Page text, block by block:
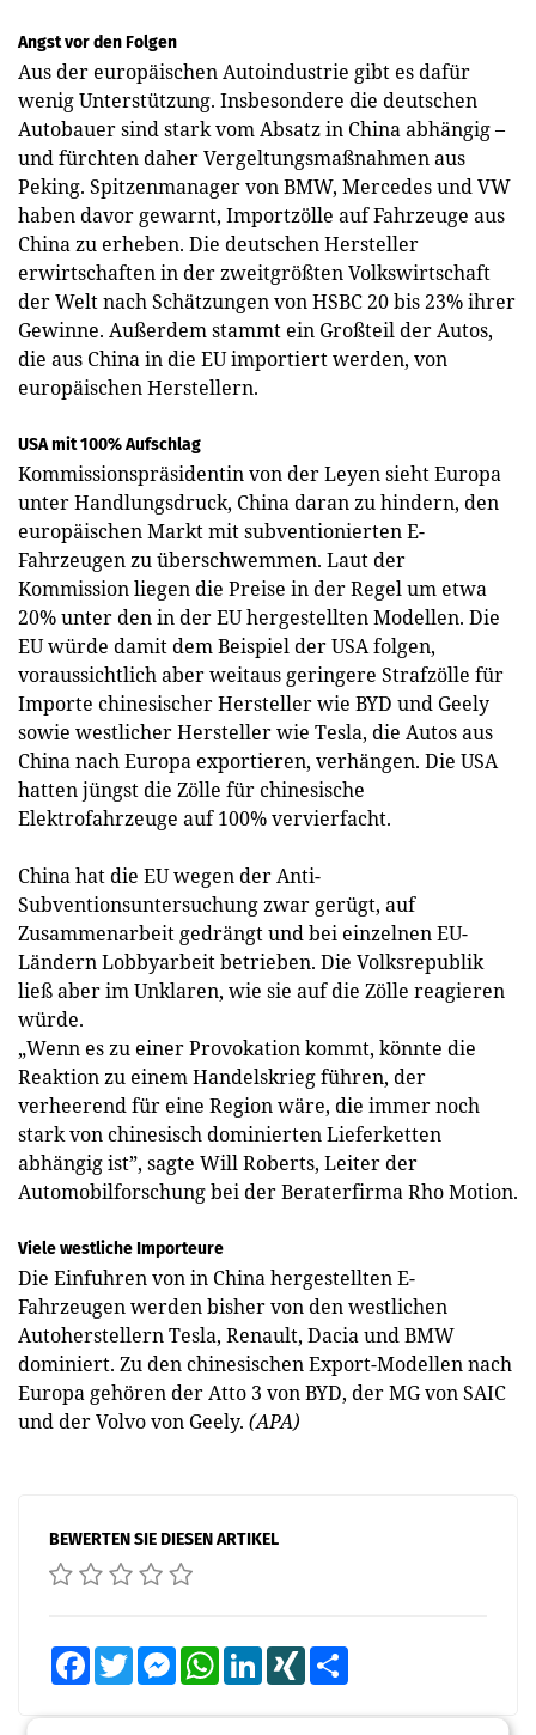
Angst vor den Folgen
Aus der europäischen Autoindustrie gibt es dafür
wenig Unterstützung. Insbesondere die deutschen
Autobauer sind stark vom Absatz in China abhängig –
und fürchten daher Vergeltungsmaßnahmen aus
Peking. Spitzenmanager von BMW, Mercedes und VW
haben davor gewarnt, Importzölle auf Fahrzeuge aus
China zu erheben. Die deutschen Hersteller
erwirtschaften in der zweitgrößten Volkswirtschaft
der Welt nach Schätzungen von HSBC 20 bis 23% ihrer
Gewinne. Außerdem stammt ein Großteil der Autos,
die aus China in die EU importiert werden, von
europäischen Herstellern.
USA mit 100% Aufschlag
Kommissionspräsidentin von der Leyen sieht Europa
unter Handlungsdruck, China daran zu hindern, den
europäischen Markt mit subventionierten E-
Fahrzeugen zu überschwemmen. Laut der
Kommission liegen die Preise in der Regel um etwa
20% unter den in der EU hergestellten Modellen. Die
EU würde damit dem Beispiel der USA folgen,
voraussichtlich aber weitaus geringere Strafzölle für
Importe chinesischer Hersteller wie BYD und Geely
sowie westlicher Hersteller wie Tesla, die Autos aus
China nach Europa exportieren, verhängen. Die USA
hatten jüngst die Zölle für chinesische
Elektrofahrzeuge auf 100% vervierfacht.
China hat die EU wegen der Anti-
Subventionsuntersuchung zwar gerügt, auf
Zusammenarbeit gedrängt und bei einzelnen EU-
Ländern Lobbyarbeit betrieben. Die Volksrepublik
ließ aber im Unklaren, wie sie auf die Zölle reagieren
würde.
„Wenn es zu einer Provokation kommt, könnte die
Reaktion zu einem Handelskrieg führen, der
verheerend für eine Region wäre, die immer noch
stark von chinesisch dominierten Lieferketten
abhängig ist”, sagte Will Roberts, Leiter der
Automobilforschung bei der Beraterfirma Rho Motion.
Viele westliche Importeure
Die Einfuhren von in China hergestellten E-
Fahrzeugen werden bisher von den westlichen
Autoherstellern Tesla, Renault, Dacia und BMW
dominiert. Zu den chinesischen Export-Modellen nach
Europa gehören der Atto 3 von BYD, der MG von SAIC
und der Volvo von Geely. (APA)
BEWERTEN SIE DIESEN ARTIKEL
FacebookTwitter MessengerWhatsAppLinkedInXING